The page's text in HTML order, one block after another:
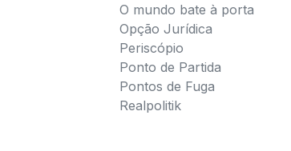
O mundo bate à porta
Opção Jurídica
Periscópio
Ponto de Partida
Pontos de Fuga
Realpolitik